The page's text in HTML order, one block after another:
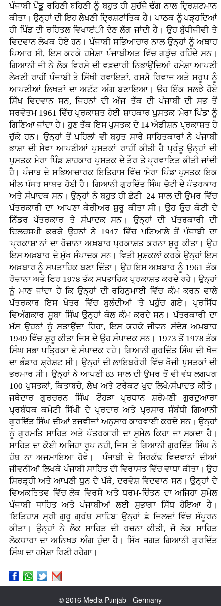
ਪੰਜਾਬੀ ਪੇਂਡੂੁ ਰਹਿਣੀ ਬਹਿਣੀ ਨੂੰ ਬਹੁਤ ਹੀ ਸੁਚੱਜੇ ਢੰਗ ਨਾਲ ਦ੍ਰਿਸ਼ਟਮਾਨ
ਕੀਤਾ। ਉਨ੍ਹਾਂ ਦੀ ਇਹ ਲੇਖਣੀ ਦ੍ਰਿਸ਼ਟਾਂਤਿਕ ਹੈ। ਪਾਠਕ ਨੂੰ ਪੜ੍ਹਦਿਆਂ
ਹੀ ਪਿੰਡ ਦੀ ਰਹਿਤਲ ਵਿਖਾੲਂੀ ਦੇਣ ਲੱਗ ਜਾਂਦੀ ਹੈ। ਉਹ ਬੁੱਧੀਜੀਵੀ ਤੇ
ਵਿਦਵਾਨ ਲੇਖਕ ਹੋਏ ਹਨ। ਪੰਜਾਬੀ ਸਭਿਆਚਾਰ ਨਾਲ ਉਨ੍ਹਾਂ ਨੂੰ ਅਥਾਹ
ਪਿਆਰ ਸੀ, ਇਸ ਕਰਕੇ ਹਮੇਸ਼ਾ ਪੰਜਾਬੀਅਤ ਵਿੱਚ ਗੜੁੱਚ ਰਹਿੰਦੇ ਸਨ।
ਗਿਆਨੀ ਜੀ ਨੇ ਲੋਕ ਵਿਰਸੇ ਦੀ ਵਫ਼ਦਾਰੀ ਨਿਭਾਉਂਦਿਆਂ ਹਮੇਸ਼ਾ ਆਪਣੀ
ਲੇਖਣੀ ਰਾਹੀਂ ਪੰਜਾਬੀ ਤੇ ਸਿੱਖੀ ਰਵਾਇਤਾਂ, ਰਸਮੋ ਰਿਵਾਜ ਅਤੇ ਸਰੂਪ ਨੂੰ
ਆਪਣੀਆਂ ਲਿਖਤਾਂ ਦਾ ਅਟੁੱਟ ਅੰਗ ਬਣਾਇਆ। ਉਹ ਇੱਕ ਸੁਲਝੇ ਹੋਏ
ਸਿੱਖ ਵਿਦਵਾਨ ਸਨ, ਜਿਹਨਾਂ ਦੀ ਅੱਜ ਤੱਕ ਦੀ ਪੰਜਾਬੀ ਦੀ ਸਭ ਤੋਂ
ਸਰਵੋਤਮ 1961 ਵਿੱਚ ਪ੍ਰਕਾਸ਼ਤ ਹੋਈ ਸ਼ਾਹਕਾਰ ਪੁਸਤਕ 'ਮੇਰਾ ਪਿੰਡ' ਨੂੰ
ਗਿਣਿਆ ਜਾਂਦਾ ਹੈ। ਹੁਣ ਤੱਕ ਇਸ ਪੁਸਤਕ ਦੇ 14 ਐਡੀਸ਼ਨ ਪ੍ਰਕਾਸ਼ਤ ਹੋ
ਚੁੱਕੇ ਹਨ। ਉਨ੍ਹਾਂ ਤੋਂ ਪਹਿਲਾਂ ਵੀ ਬਹੁਤ ਸਾਰੇ ਸਾਹਿਤਕਾਰਾਂ ਨੇ ਪੰਜਾਬੀ
ਭਾਸ਼ਾ ਦੀ ਸੇਵਾ ਆਪਣੀਆਂ ਪੁਸਤਕਾਂ ਰਾਹੀਂ ਕੀਤੀ ਹੈ ਪ੍ਰੰਤੂ ਉਨ੍ਹਾਂ ਦੀ
ਪੁਸਤਕ ਮੇਰਾ ਪਿੰਡ ਸ਼ਾਹਕਾਰ ਪੁਸਤਕ ਦੇ ਤੌਰ ਤੇ ਪ੍ਰਵਾਣਿਤ ਕੀਤੀ ਜਾਂਦੀ
ਹੈ। ਪੰਜਾਬ ਦੇ ਸਭਿਆਚਾਰਕ ਇਤਿਹਾਸ ਵਿੱਚ 'ਮੇਰਾ ਪਿੰਡ' ਪੁਸਤਕ ਇਕ
ਮੀਲ ਪੱਥਰ ਸਾਬਤ ਹੋਈ ਹੈ। ਗਿਆਨੀ ਗੁਰਦਿੱਤ ਸਿੰਘ ਚੋਟੀ ਦੇ ਪੱਤਰਕਾਰ
ਅਤੇ ਸੰਪਾਦਕ ਸਨ। ਉਨ੍ਹਾਂ ਨੇ ਬਹੁਤ ਹੀ ਛੋਟੀ 24 ਸਾਲ ਦੀ ਉਮਰ ਵਿੱਚ
ਪੱਤਰਕਾਰੀ ਦਾ ਆਪਣਾ ਕੈਰੀਅਰ ਸ਼ੁਰੂ ਕੀਤਾ ਸੀ। ਉਹ ਉਚ ਕੋਟੀ ਦੇ
ਨਿੱਡਰ ਪੱਤਰਕਾਰ ਤੇ ਸੰਪਾਦਕ ਸਨ। ਉਨ੍ਹਾਂ ਦੀ ਪੱਤਰਕਾਰੀ ਦੀ
ਦਿਲਚਸਪੀ ਕਰਕੇ ਉਹਨਾਂ ਨੇ 1947 ਵਿੱਚ ਪਟਿਆਲੇ ਤੋਂ ਪੰਜਾਬੀ ਦਾ
'ਪ੍ਰਕਾਸ਼' ਨਾਂ ਦਾ ਰੋਜ਼ਾਨਾ ਅਖ਼ਬਾਰ ਪ੍ਰਕਾਸ਼ਤ ਕਰਨਾ ਸ਼ੁਰੂ ਕੀਤਾ। ਉਹ
ਇਸ ਅਖ਼ਬਾਰ ਦੇ ਮੁੱਖ ਸੰਪਾਦਕ ਸਨ। ਵਿਤੀ ਮੁਸ਼ਕਲਾਂ ਕਰਕੇ ਉਨ੍ਹਾਂ ਇਸ
ਅਖ਼ਬਾਰ ਨੂੰ ਸਪਤਾਹਿਕ ਬਣਾ ਦਿੱਤਾ। ਉਹ ਇਸ ਅਖ਼ਬਾਰ ਨੂੰ 1961 ਤੱਕ
ਰੋਜ਼ਾਨਾ ਅਤੇ ਫਿਰ 1978 ਤੱਕ ਸਪਤਾਹਿਕ ਪ੍ਰਕਾਸ਼ਤ ਕਰਦੇ ਰਹੇ। ਉਨ੍ਹਾਂ
ਨੂੰ ਮਾਣ ਜਾਂਦਾ ਹੈ ਕਿ ਉਨ੍ਹਾਂ ਦੀ ਰਹਿਨੁਮਾਈ ਵਿੱਚ ਕੰਮ ਕਰਨ ਵਾਲੇ
ਪੱਤਰਕਾਰ ਇਸ ਖੇਤਰ ਵਿੱਚ ਬੁਲੰਦੀਆਂ 'ਤੇ ਪਹੁੰਚ ਗਏ। ਪ੍ਰਸਿੱਧ
ਵਿਅੰਗਕਾਰ ਸੂਬਾ ਸਿੰਘ ਉਨ੍ਹਾਂ ਕੋਲ ਕੰਮ ਕਰਦੇ ਸਨ। ਪੱਤਰਕਾਰੀ ਦਾ
ਮੱਸ ਉਹਨਾਂ ਨੂੰ ਸਤਾਉਂਦਾ ਰਿਹਾ, ਇਸ ਕਰਕੇ ਜੀਵਨ ਸੰਦੇਸ਼ ਅਖ਼ਬਾਰ
1949 ਵਿੱਚ ਸ਼ੁਰੂ ਕੀਤਾ ਜਿਸ ਦੇ ਉਹ ਸੰਪਾਦਕ ਸਨ। 1973 ਤੋਂ 1978 ਤੱਕ
ਸਿੰਘ ਸਭਾ ਪਤ੍ਰਿਕਾ ਦੇ ਸੰਪਾਦਕ ਰਹੇ। ਗਿਆਨੀ ਗੁਰਦਿੱਤ ਸਿੰਘ ਦੀ ਖੋਜ
ਦਾ ਭੰਡਾਰ ਸ਼੍ਰੇਸ਼ਟ ਸੀ। ਉਨ੍ਹਾਂ ਦੀ ਲਾਇਬਰੇਰੀ ਵਿੱਚ ਖੋਜੀ ਪੁਸਤਕਾਂ ਦੀ
ਭਰਮਾਰ ਸੀ। ਉਨ੍ਹਾਂ ਨੇ ਆਪਣੀ 83 ਸਾਲ ਦੀ ਉਮਰ ਤੋਂ ਵੀ ਵੱਧ ਲਗਪਗ
100 ਪੁਸਤਕਾਂ, ਕਿਤਾਬਚੇ, ਲੇਖ ਅਤੇ ਟਰੈਕਟ ਖੁਦ ਲਿਖੇ/ਸੰਪਾਦਤ ਕੀਤੇ।
ਜਥੇਦਾਰ ਗੁਰਚਰਨ ਸਿੰਘ ਟੌਹੜਾ ਪ੍ਰਧਾਨ ਸ਼ਰੋਮਣੀ ਗੁਰਦੁਆਰਾ
ਪ੍ਰਬੰਧਕ ਕਮੇਟੀ ਸਿੱਖੀ ਦੇ ਪ੍ਰਚਾਰ ਅਤੇ ਪ੍ਰਸਾਰ ਸੰਬੰਧੀ ਗਿਆਨੀ
ਗੁਰਦਿੱਤ ਸਿੰਘ ਦੀਆਂ ਤਜਵੀਜਾਂ ਅਨੁਸਾਰ ਕਾਰਵਾਈ ਕਰਦੇ ਸਨ। ਉਨ੍ਹਾਂ
ਨੂੰ ਗੁਰਮਤਿ ਸਾਹਿਤ ਅਤੇ ਪੱਤਰਕਾਰੀ ਦਾ ਸੁਮੇਲ ਕਿਹਾ ਜਾ ਸਕਦਾ ਹੈ।
ਸਾਹਿਤ ਦਾ ਕੋਈ ਅਜਿਹਾ ਰੂਪ ਨਹੀਂ, ਜਿਸ 'ਤੇ ਗਿਆਨੀ ਗੁਰਦਿੱਤ ਸਿੰਘ ਨੇ
ਹੱਥ ਨਾ ਅਜਮਾਇਆ ਹੋਵੇ। ਪੰਜਾਬੀ ਦੇ ਸਿਰਕੱਢ ਵਿਦਵਾਨਾਂ ਦੀਆਂ
ਜੀਵਨੀਆਂ ਲਿਖਕੇ ਪੰਜਾਬੀ ਸਾਹਿਤ ਦੀ ਵਿਰਾਸਤ ਵਿੱਚ ਵਾਧਾ ਕੀਤਾ। ਉਹ
ਸਿਰੜ੍ਹੀ ਅਤੇ ਆਪਣੀ ਧੁਨ ਦੇ ਪੱਕੇ, ਦਰਵੇਸ਼ ਵਿਦਵਾਨ ਸਨ। ਉਨ੍ਹਾਂ ਦੇ
ਵਿਅਕਤਿਤਵ ਵਿੱਚ ਲੋਕ ਵਿਰਸੇ ਅਤੇ ਧਰਮ-ਚਿੰਤਨ ਦਾ ਅਜਿਹਾ ਸੁਮੇਲ
ਪੰਜਾਬੀ ਸਾਹਿਤ ਅਤੇ ਪੰਜਾਬੀਆਂ ਲਈ ਸੁਭਾਗਾ ਸਿੱਧ ਹੋਇਆ ਹੈ।
'ਇਤਿਹਾਸ ਸ੍ਰੀ ਗੁਰੂ ਗ੍ਰੰਥ ਸਾਹਿਬ' ਉਨ੍ਹਾਂ ਛੇ ਜਿਲਦਾਂ ਵਿੱਚ ਸੰਪੂਰਨ
ਕੀਤਾ। ਉਨ੍ਹਾਂ ਨੇ ਲੋਕ ਸਾਹਿਤ ਦੀ ਰਚਨਾ ਕੀਤੀ, ਜੋ ਲੋਕ ਸਾਹਿਤ
ਲੋਕਧਾਰਾ ਦਾ ਅਨਿਖੜ ਅੰਗ ਹੁੰਦਾ ਹੈ। ਸਿੱਖ ਜਗਤ ਗਿਆਨੀ ਗੁਰਦਿੱਤ
ਸਿੰਘ ਦਾ ਹਮੇਸ਼ਾ ਰਿਣੀ ਰਹੇਗਾ।
© 2016 Media Punjab - Germany